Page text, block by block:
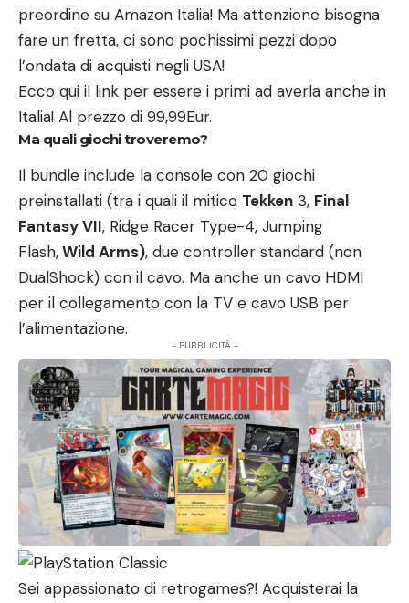
preordine su Amazon Italia! Ma attenzione bisogna
fare un fretta, ci sono pochissimi pezzi dopo
l’ondata di acquisti negli USA!
Ecco qui il link per essere i primi ad averla anche in
Italia! Al prezzo di 99,99Eur.
Ma quali giochi troveremo?
Il bundle include la console con 20 giochi
preinstallati (tra i quali il mitico Tekken 3, Final
Fantasy VII, Ridge Racer Type-4, Jumping
Flash,Wild Arms), due controller standard (non
DualShock) con il cavo. Ma anche un cavo HDMI
per il collegamento con la TV e cavo USB per
l’alimentazione.
- PUBBLICITÀ -
Sei appassionato di retrogames?! Acquisterai la